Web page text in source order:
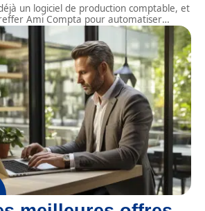
un logiciel de production comptable, et
Ami Compta pour automatiser…